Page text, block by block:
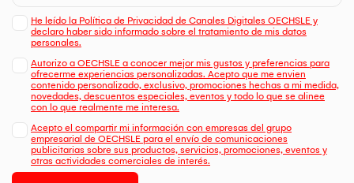
He leído la Política de Privacidad de Canales Digitales OECHSLE y
declaro haber sido informado sobre el tratamiento de mis datos
personales.
Autorizo a OECHSLE a conocer mejor mis gustos y preferencias para
ofrecerme experiencias personalizadas. Acepto que me envien
contenido personalizado, exclusivo, promociones hechas a mi medida,
novedades, descuentos especiales, eventos y todo lo que se alinee
con lo que realmente me interesa.
Acepto el compartir mi información con empresas del grupo
empresarial de OECHSLE para el envío de comunicaciones
publicitarias sobre sus productos, servicios, promociones, eventos y
otras actividades comerciales de interés.